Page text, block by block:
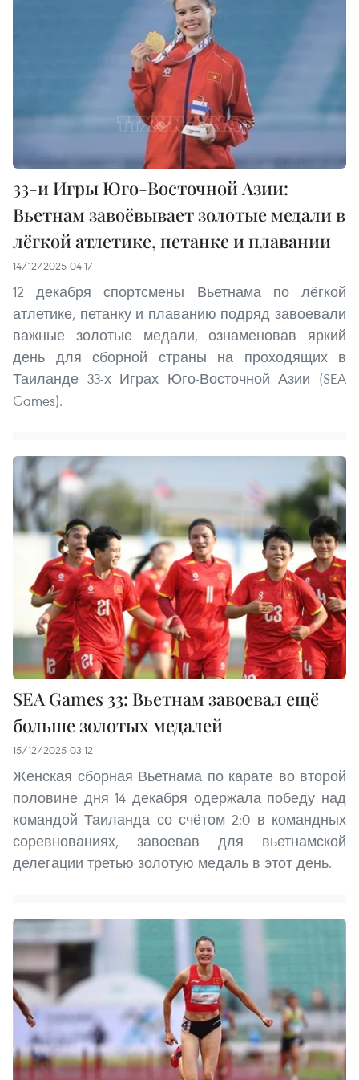
33-и Игры Юго-Восточной Азии:
Вьетнам завоёвывает золотые медали в
лёгкой атлетике, петанке и плавании
14/12/2025 04:17
12 декабря спортсмены Вьетнама по лёгкой
атлетике, петанку и плаванию подряд завоевали
важные золотые медали, ознаменовав яркий
день для сборной страны на проходящих в
Таиланде 33-х Играх Юго-Восточной Азии (SEA
Games).
SEA Games 33: Вьетнам завоевал ещё
больше золотых медалей
15/12/2025 03:12
Женская сборная Вьетнама по карате во второй
половине дня 14 декабря одержала победу над
командой Таиланда со счётом 2:0 в командных
соревнованиях, завоевав для вьетнамской
делегации третью золотую медаль в этот день.